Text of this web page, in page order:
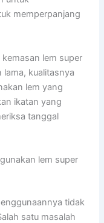
memperpanjang
lem super
kualitasnya
lem yang
ikatan yang
tanggal
lem super
tidak
satu masalah